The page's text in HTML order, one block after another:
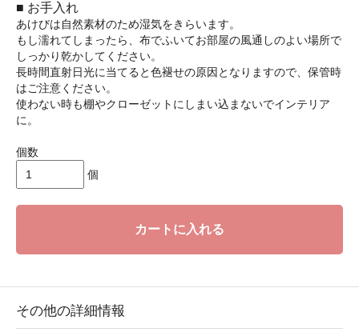
■ お手入れ
あけびは自然素材のため湿気をきらいます。
もし濡れてしまったら、布でふいてお部屋の風通しのよい場所で
しっかり乾かしてください。
長時間直射日光に当てると色褪せの原因となりますので、保管時
はご注意ください。
使わない時も棚やクローゼットにしまい込まないでインテリア
に。
個数
個
カートに入れる
その他の詳細情報